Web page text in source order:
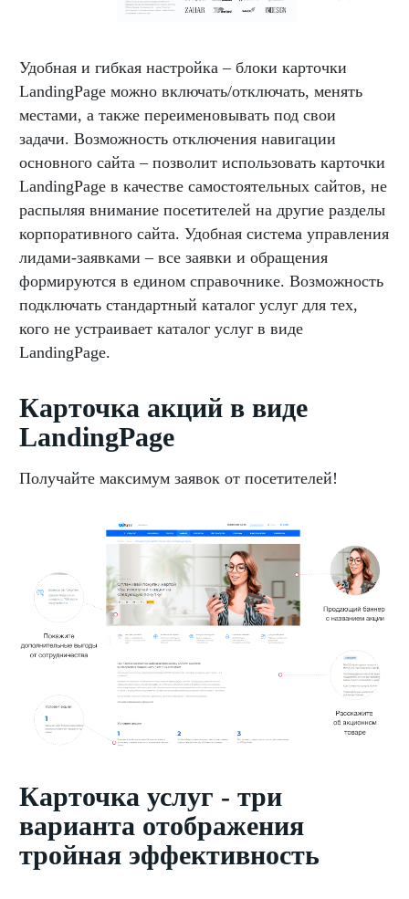
Удобная и гибкая настройка – блоки карточки
LandingPage можно включать/отключать, менять
местами, а также переименовывать под свои
задачи. Возможность отключения навигации
основного сайта – позволит использовать карточки
LandingPage в качестве самостоятельных сайтов, не
распыляя внимание посетителей на другие разделы
корпоративного сайта. Удобная система управления
лидами-заявками – все заявки и обращения
формируются в едином справочнике. Возможность
подключать стандартный каталог услуг для тех,
кого не устраивает каталог услуг в виде
LandingPage.
Карточка акций в виде
LandingPage
Получайте максимум заявок от посетителей!
Карточка услуг - три
варианта отображения
тройная эффективность